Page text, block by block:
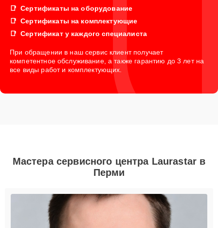
Сертификаты на оборудование
Сертификаты на комплектующие
Сертификат у каждого специалиста
При обращении в наш сервис клиент получает
компетентное обслуживание, а также гарантию до 3 лет на
все виды работ и комплектующих.
Мастера сервисного центра Laurastar в
Перми